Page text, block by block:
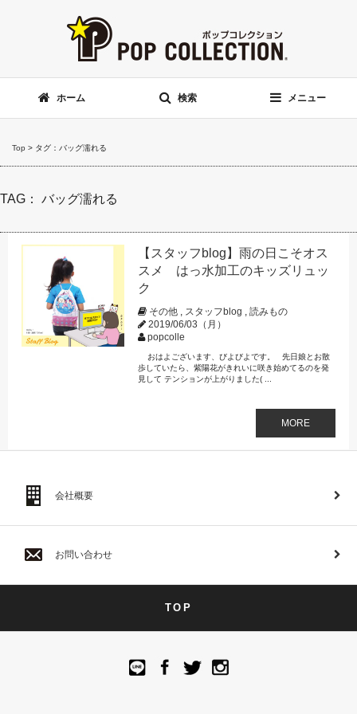
ホーム 検索 メニュー
Top > タグ：バッグ濡れる
TAG： バッグ濡れる
【スタッフblog】雨の日こそオス
スメ はっ水加工のキッズリュッ
ク
その他, スタッフblog , 読みもの
2019/06/03（月）
popcolle
おはよございます、びよびよです。 先日娘とお散
歩していたら、紫陽花がきれいに咲き始めてるのを発
見して テンションが上がりました( ...
MORE
会社概要
お問い合わせ
TOP